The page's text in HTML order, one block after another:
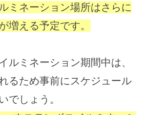
ミネーション場所はさらに
増える予定です。
ルミネーション期間中は、
るため事前にスケジュール
でしょう。